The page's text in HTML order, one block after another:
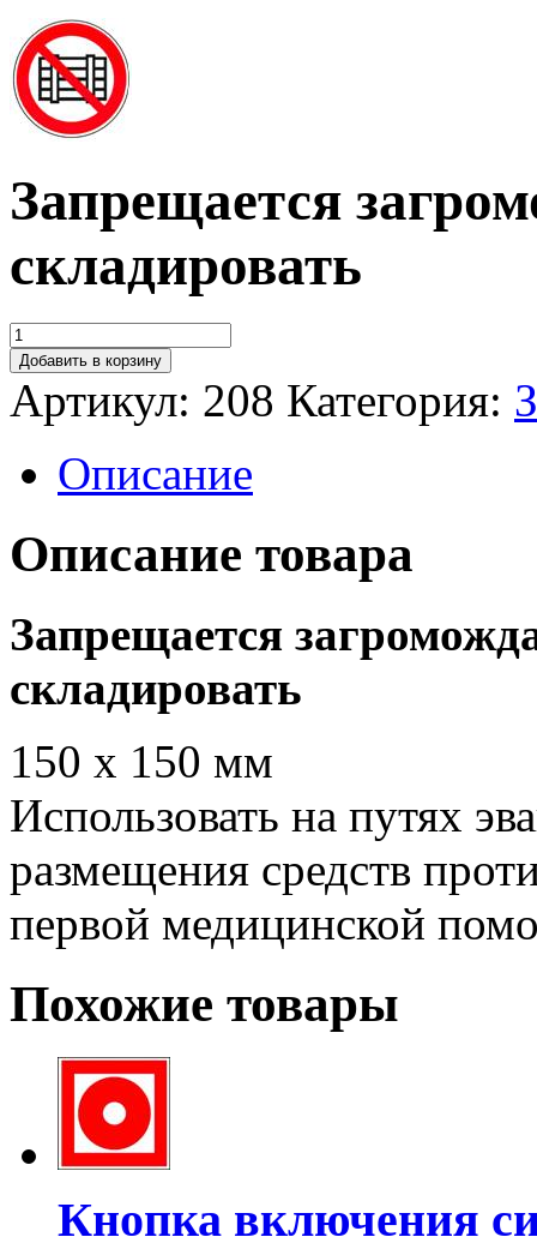
Запрещается
складировать
Добавить в корзину
Артикул: 208 Категория:
Описание
Описание товара
Запрещается
складировать
150 х 150 мм
Использовать на путях
размещения средств
первой медицинской
Похожие товары
Кнопка включения